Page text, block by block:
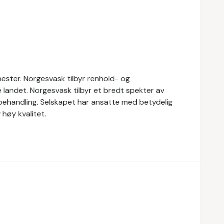
Norgesvask tilbyr renhold- og
Norgesvask tilbyr et bredt spekter av
Selskapet har ansatte med betydelig
høy kvalitet.